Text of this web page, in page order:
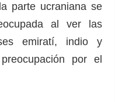
parte ucraniana se
al ver las
emiratí, indio y
por el